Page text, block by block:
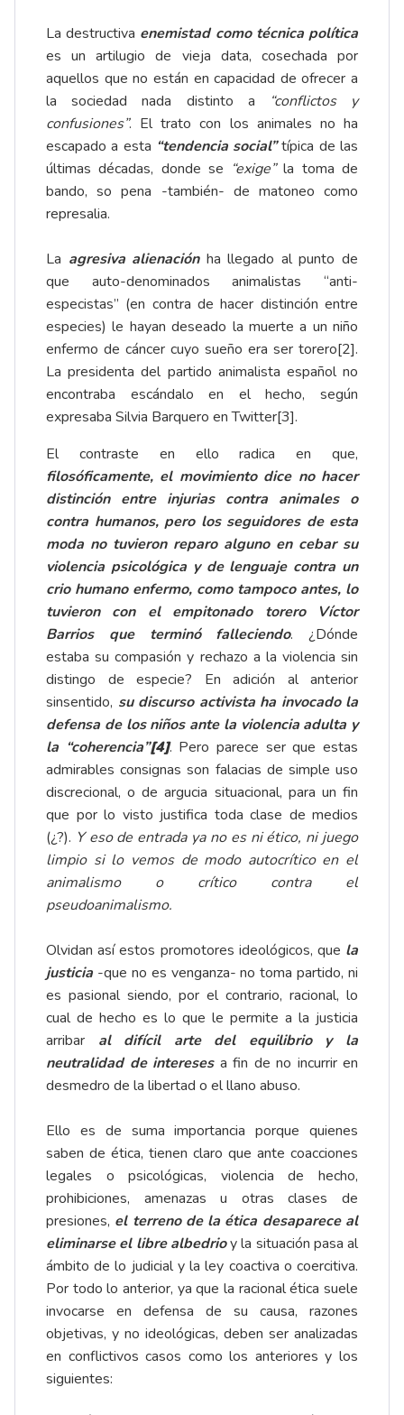
La destructiva enemistad como técnica política
es un artilugio de vieja data, cosechada por
aquellos que no están en capacidad de ofrecer a
la sociedad nada distinto a
“conflictos y
confusiones”. El trato con los animales no ha
escapado a esta “tendencia social”típica de las
últimas décadas, donde se “exige”la toma de
bando, so pena -también- de matoneo como
represalia.
La agresiva alienaciónha llegado al punto de
que auto-denominados animalistas “anti-
especistas” (en contra de hacer distinción entre
especies) le hayan deseado la muerte a un niño
enfermo de cáncer cuyo sueño era ser torero[2].
La presidenta del partido animalista español no
encontraba escándalo en el hecho, según
expresaba Silvia Barquero en Twitter[3].
El contraste en ello radica en que,
filosóficamente, el movimiento dice no hacer
distinción entre injurias contra animales o
contra humanos, pero los seguidores de esta
moda no tuvieron reparo alguno en cebar su
violencia psicológica y de lenguaje contra un
crio humano enfermo, como tampoco antes, lo
tuvieron con el empitonado torero Víctor
Barrios que terminó falleciendo. ¿Dónde
estaba su compasión y rechazo a la violencia sin
distingo de especie? En adición al anterior
sinsentido, su discurso activista ha invocado la
defensa de los niños ante la violencia adulta y
la “coherencia”[4]. Pero parece ser que estas
admirables consignas son falacias de simple uso
discrecional, o de argucia situacional, para un fin
que por lo visto justifica toda clase de medios
(¿?). Y eso de entrada ya no es ni ético, ni juego
limpio si lo vemos de modo autocrítico en el
animalismo o crítico contra el
pseudoanimalismo.
Olvidan así estos promotores ideológicos, que la
justicia -que no es venganza- no toma partido, ni
es pasional siendo, por el contrario, racional, lo
cual de hecho es lo que le permite a la justicia
arribar al difícil arte del equilibrio y la
neutralidad de interesesa fin de no incurrir en
desmedro de la libertad o el llano abuso.
Ello es de suma importancia porque quienes
saben de ética, tienen claro que ante coacciones
legales o psicológicas, violencia de hecho,
prohibiciones, amenazas u otras clases de
presiones, el terreno de la ética desaparece al
eliminarse el libre albedrioy la situación pasa al
ámbito de lo judicial y la ley coactiva o coercitiva.
Por todo lo anterior, ya que la racional ética suele
invocarse en defensa de su causa, razones
objetivas, y no ideológicas, deben ser analizadas
en conflictivos casos como los anteriores y los
siguientes: